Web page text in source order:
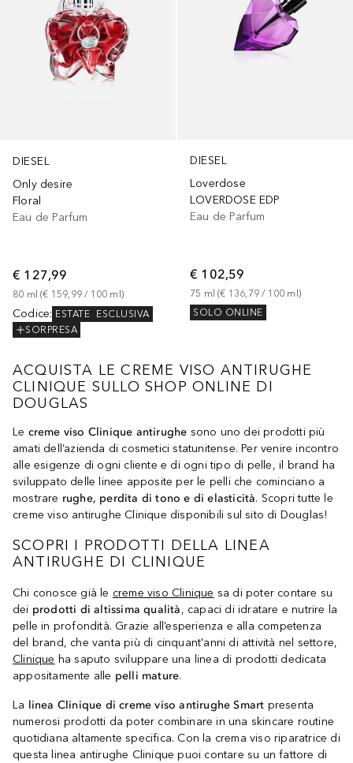
DIESEL
Only desire
Floral
Eau de Parfum
€ 127,99
80 ml (€ 159,99 / 100 ml )
Codice: ESTATE
ESCLUSIVA
SORPRESA
DIESEL
Loverdose
LOVERDOSE EDP
Eau de Parfum
€ 102,59
75 ml (€ 136,79 / 100 ml )
SOLO ONLINE
ACQUISTA LE CREME VISO ANTIRUGHE
CLINIQUE SULLO SHOP ONLINE DI
DOUGLAS
Le creme viso Clinique antirughe sono uno dei prodotti più
amati dell’azienda di cosmetici statunitense. Per venire incontro
alle esigenze di ogni cliente e di ogni tipo di pelle, il brand ha
sviluppato delle linee apposite per le pelli che cominciano a
mostrare rughe, perdita di tono e di elasticità. Scopri tutte le
creme viso antirughe Clinique disponibili sul sito di Douglas!
SCOPRI I PRODOTTI DELLA LINEA
ANTIRUGHE DI CLINIQUE
Chi conosce già le creme viso Clinique sa di poter contare su
dei prodotti di altissima qualità, capaci di idratare e nutrire la
pelle in profondità. Grazie all’esperienza e alla competenza
del brand, che vanta più di cinquant'anni di attività nel settore,
Clinique ha saputo sviluppare una linea di prodotti dedicata
appositamente alle pelli mature.
La linea Clinique di creme viso antirughe Smart presenta
numerosi prodotti da poter combinare in una skincare routine
quotidiana altamente specifica. Con la crema viso riparatrice di
questa linea antirughe Clinique puoi contare su un fattore di